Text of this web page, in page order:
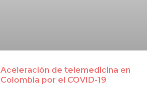
Aceleración de telemedicina en
Colombia por el COVID-19